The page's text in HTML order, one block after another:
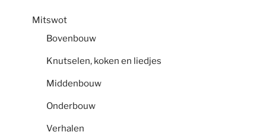
Mitswot
Bovenbouw
Knutselen, koken en liedjes
Middenbouw
Onderbouw
Verhalen